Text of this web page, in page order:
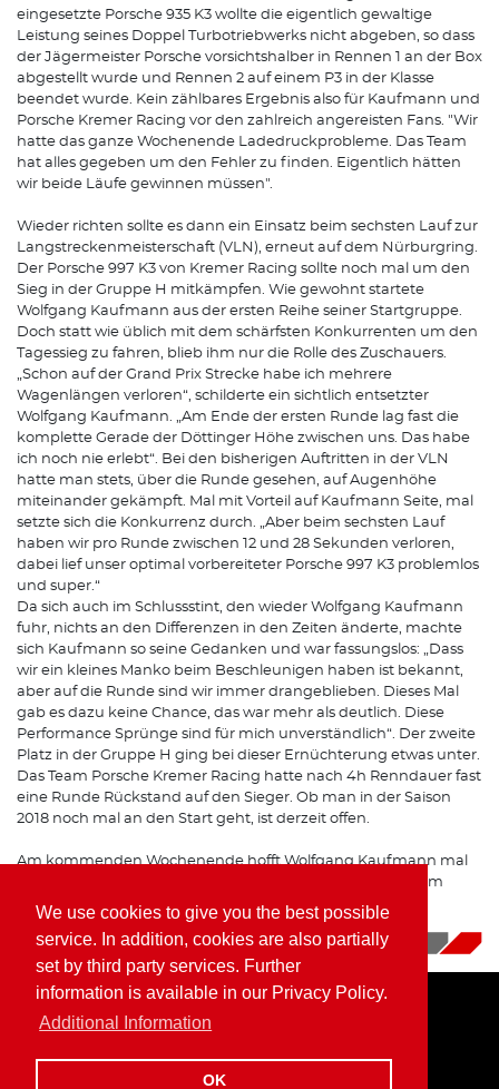
We use cookies to give you the best possible
service. In addition, cookies are also partially
set by third party services. Further
information is available in our Privacy Policy.
Additional Information
OK
eingesetzte Porsche 935 K3 wollte die eigentlich gewaltige
Leistung seines Doppel Turbotriebwerks nicht abgeben, so dass
der Jägermeister Porsche vorsichtshalber in Rennen 1 an der Box
abgestellt wurde und Rennen 2 auf einem P3 in der Klasse
beendet wurde. Kein zählbares Ergebnis also für Kaufmann und
Porsche Kremer Racing vor den zahlreich angereisten Fans. "Wir
hatte das ganze Wochenende Ladedruckprobleme. Das Team
hat alles gegeben um den Fehler zu finden. Eigentlich hätten
wir beide Läufe gewinnen müssen".
Wieder richten sollte es dann ein Einsatz beim sechsten Lauf zur
Langstreckenmeisterschaft (VLN), erneut auf dem Nürburgring.
Der Porsche 997 K3 von Kremer Racing sollte noch mal um den
Sieg in der Gruppe H mitkämpfen. Wie gewohnt startete
Wolfgang Kaufmann aus der ersten Reihe seiner Startgruppe.
Doch statt wie üblich mit dem schärfsten Konkurrenten um den
Tagessieg zu fahren, blieb ihm nur die Rolle des Zuschauers.
„Schon auf der Grand Prix Strecke habe ich mehrere
Wagenlängen verloren“, schilderte ein sichtlich entsetzter
Wolfgang Kaufmann. „Am Ende der ersten Runde lag fast die
komplette Gerade der Döttinger Höhe zwischen uns. Das habe
ich noch nie erlebt“. Bei den bisherigen Auftritten in der VLN
hatte man stets, über die Runde gesehen, auf Augenhöhe
miteinander gekämpft. Mal mit Vorteil auf Kaufmann Seite, mal
setzte sich die Konkurrenz durch. „Aber beim sechsten Lauf
haben wir pro Runde zwischen 12 und 28 Sekunden verloren,
dabei lief unser optimal vorbereiteter Porsche 997 K3 problemlos
und super.“
Da sich auch im Schlussstint, den wieder Wolfgang Kaufmann
fuhr, nichts an den Differenzen in den Zeiten änderte, machte
sich Kaufmann so seine Gedanken und war fassungslos: „Dass
wir ein kleines Manko beim Beschleunigen haben ist bekannt,
aber auf die Runde sind wir immer drangeblieben. Dieses Mal
gab es dazu keine Chance, das war mehr als deutlich. Diese
Performance Sprünge sind für mich unverständlich“. Der zweite
Platz in der Gruppe H ging bei dieser Ernüchterung etwas unter.
Das Team Porsche Kremer Racing hatte nach 4h Renndauer fast
eine Runde Rückstand auf den Sieger. Ob man in der Saison
2018 noch mal an den Start geht, ist derzeit offen.
Am kommenden Wochenende hofft Wolfgang Kaufmann mal
auf unbeschwerten Fahrspaß. Im Rahmen des Truck GP im
belgischen Zolder startet der „Piranha“ in der Cup &
Tourenwagen Trophy mit dem BMW Z4 M Coupe.
09/17/2018 | News
Home Imprint